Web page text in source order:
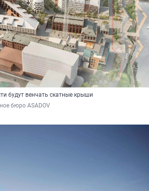
будут венчать скатные крыши
бюро ASADOV